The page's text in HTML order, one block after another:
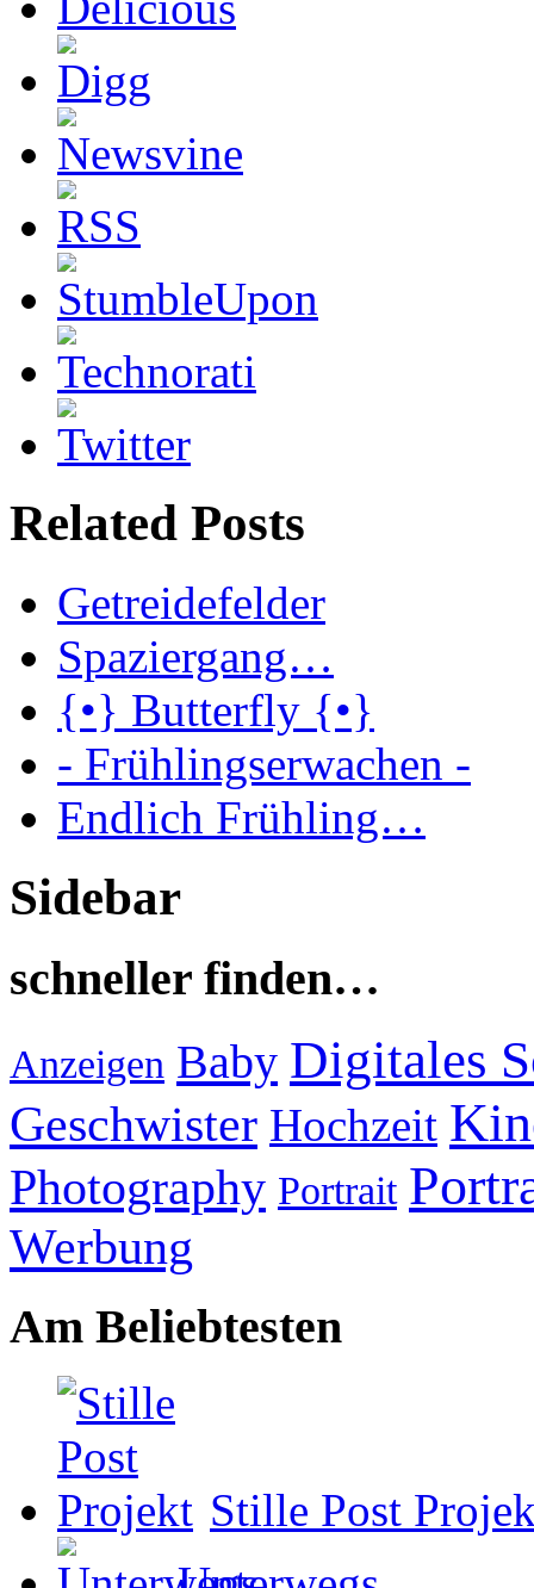
Related Posts
Getreidefelder
Spaziergang…
{•} Butterfly {•}
- Frühlingserwachen -
Endlich Frühling…
Sidebar
schneller finden…
Anzeigen Baby Digitales
Geschwister Hochzeit
Photography Portrait
Werbung
Am Beliebtesten
Stille Post